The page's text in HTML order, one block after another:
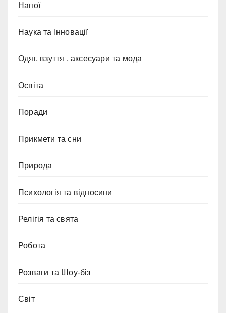
Напої
Наука та Інновації
Одяг, взуття , аксесуари та мода
Освіта
Поради
Прикмети та сни
Природа
Психологія та відносини
Релігія та свята
Робота
Розваги та Шоу-біз
Світ